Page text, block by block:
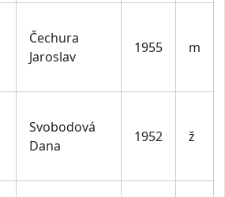
Čechura
Jaroslav
1955 m
Svobodová
Dana
1952 ž